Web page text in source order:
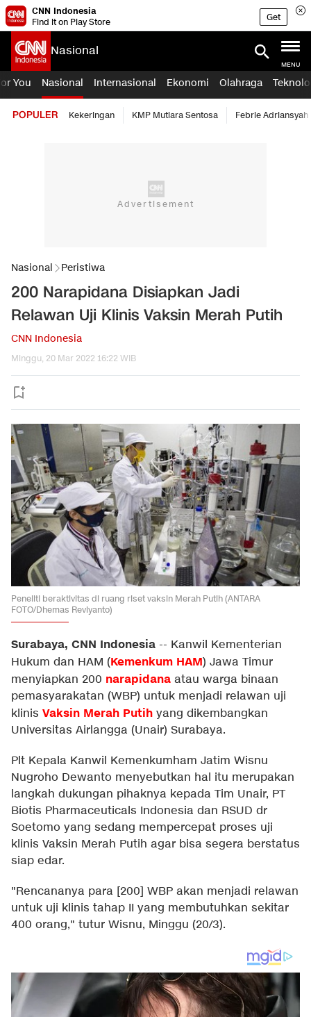
CNN Indonesia
Find it on Play Store
Get
Nasional
MENU
You Nasional Internasional Ekonomi Olahraga
POPULER Kekeringan KMP Mutiara Sentosa Febrie Adriansyah
Nasional Peristiwa
200 Narapidana Disiapkan Jadi
Relawan Uji Klinis Vaksin Merah Putih
CNN Indonesia
Minggu, 20 Mar 2022 16:22 WIB
Peneliti beraktivitas di ruang riset vaksin Merah Putih (ANTARA
FOTO/Dhemas Reviyanto)
Surabaya, CNN Indonesia -- Kanwil Kementerian
Hukum dan HAM (Kemenkum HAM) Jawa Timur
menyiapkan 200 narapidana atau warga binaan
pemasyarakatan (WBP) untuk menjadi relawan uji
klinis Vaksin Merah Putih yang dikembangkan
Universitas Airlangga (Unair) Surabaya.
Plt Kepala Kanwil Kemenkumham Jatim Wisnu
Nugroho Dewanto menyebutkan hal itu merupakan
langkah dukungan pihaknya kepada Tim Unair, PT
Biotis Pharmaceuticals Indonesia dan RSUD dr
Soetomo yang sedang mempercepat proses uji
klinis Vaksin Merah Putih agar bisa segera berstatus
siap edar.
"Rencananya para [200] WBP akan menjadi relawan
untuk uji klinis tahap II yang membutuhkan sekitar
400 orang," tutur Wisnu, Minggu (20/3).